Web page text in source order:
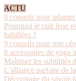
ACTU
8 conseils pour
Pourquoi le cuir lisse
habillées ?
9 conseils pour une
8 accessoires de yoga
Maîtriser les subtilités
L’alliance parfaite de
Décryptage du savoir-